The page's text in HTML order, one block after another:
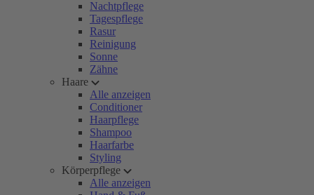
Nachtpflege
Tagespflege
Rasur
Reinigung
Sonne
Zähne
Haare
Alle anzeigen
Conditioner
Haarpflege
Shampoo
Haarfarbe
Styling
Körperpflege
Alle anzeigen